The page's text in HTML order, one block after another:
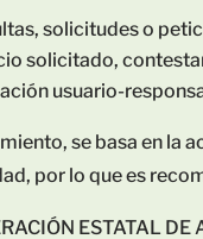
solicitudes o
solicitado,
usuario-
se basa en la
por lo que es
ESTATAL